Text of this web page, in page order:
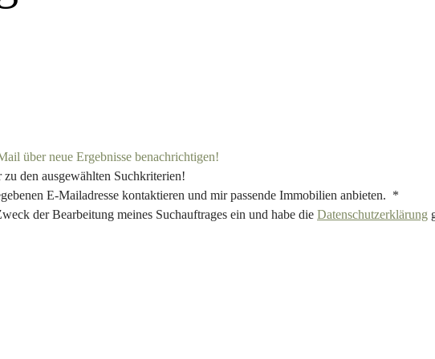
über neue Ergebnisse benachrichtigen!
den ausgewählten Suchkriterien!
E-Mailadresse kontaktieren und mir passende Immobilien anbieten. *
der Bearbeitung meines Suchauftrages ein und habe die Datenschutzerklärung